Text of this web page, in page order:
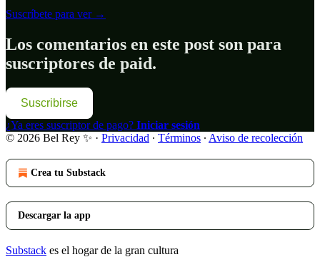
Suscríbete para ver →
Los comentarios en este post son para
suscriptores de paid.
Suscribirse
¿Ya eres suscriptor de pago? Iniciar sesión
© 2026 Bel Rey ✨ · Privacidad ∙ Términos ∙ Aviso de recolección
Crea tu Substack
Descargar la app
Substack es el hogar de la gran cultura